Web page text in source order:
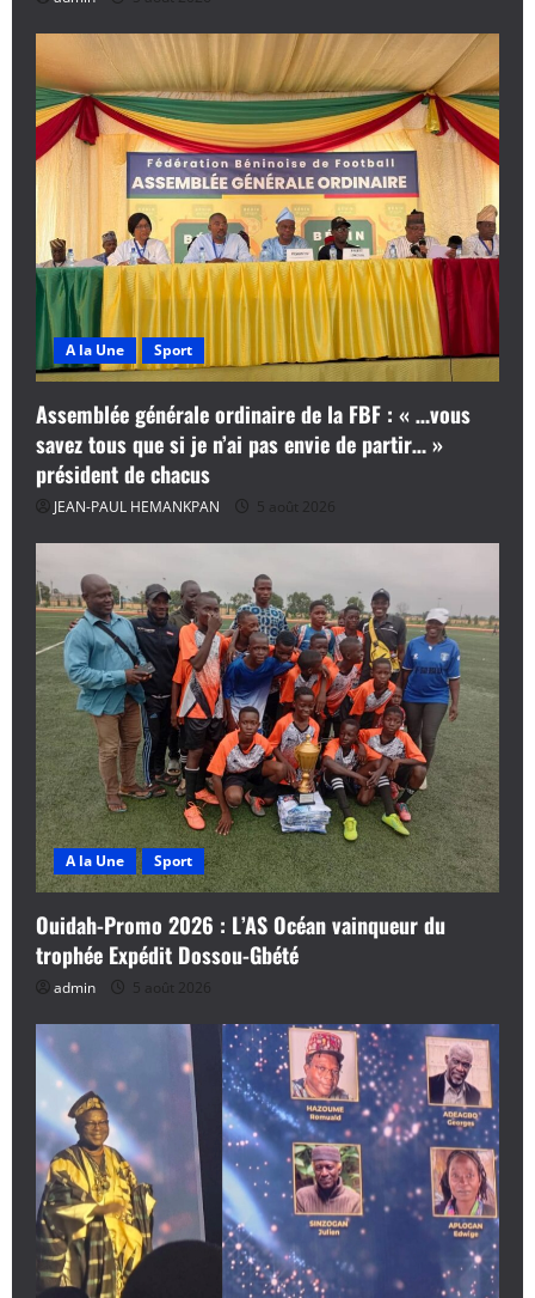
A la Une Sport
Assemblée générale ordinaire de la FBF : « …vous
savez tous que si je n’ai pas envie de partir… »
président de chacus
JEAN-PAUL HEMANKPAN 5 août 2026
A la Une Sport
Ouidah-Promo 2026 : L’AS Océan vainqueur du
trophée Expédit Dossou-Gbété
admin 5 août 2026